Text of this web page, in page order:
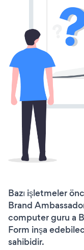
Bazı işletmeler
Brand
computer guru a
Form inşa
sahibidir.